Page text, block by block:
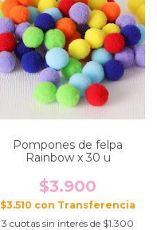
Pompones de felpa
Rainbow x 30 u
$3.900
$3.510 con
3 cuotas sin interés de $1.300